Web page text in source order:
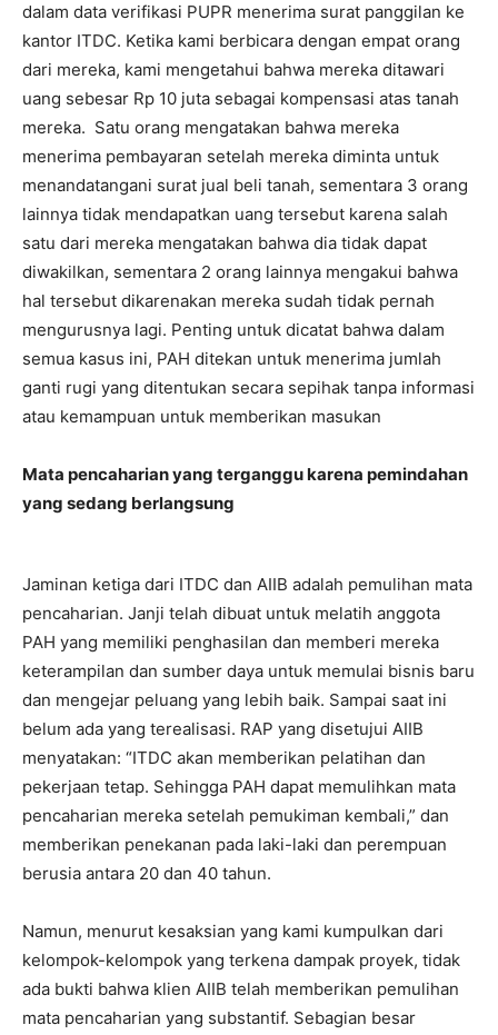
dalam data verifikasi PUPR menerima surat panggilan ke
kantor ITDC. Ketika kami berbicara dengan empat orang
dari mereka, kami mengetahui bahwa mereka ditawari
uang sebesar Rp 10 juta sebagai kompensasi atas tanah
mereka. Satu orang mengatakan bahwa mereka
menerima pembayaran setelah mereka diminta untuk
menandatangani surat jual beli tanah, sementara 3 orang
lainnya tidak mendapatkan uang tersebut karena salah
satu dari mereka mengatakan bahwa dia tidak dapat
diwakilkan, sementara 2 orang lainnya mengakui bahwa
hal tersebut dikarenakan mereka sudah tidak pernah
mengurusnya lagi. Penting untuk dicatat bahwa dalam
semua kasus ini, PAH ditekan untuk menerima jumlah
ganti rugi yang ditentukan secara sepihak tanpa informasi
atau kemampuan untuk memberikan masukan
Mata pencaharian yang terganggu karena pemindahan
yang sedang berlangsung
Jaminan ketiga dari ITDC dan AIIB adalah pemulihan mata
pencaharian. Janji telah dibuat untuk melatih anggota
PAH yang memiliki penghasilan dan memberi mereka
keterampilan dan sumber daya untuk memulai bisnis baru
dan mengejar peluang yang lebih baik. Sampai saat ini
belum ada yang terealisasi. RAP yang disetujui AIIB
menyatakan: “ITDC akan memberikan pelatihan dan
pekerjaan tetap. Sehingga PAH dapat memulihkan mata
pencaharian mereka setelah pemukiman kembali,” dan
memberikan penekanan pada laki-laki dan perempuan
berusia antara 20 dan 40 tahun.
Namun, menurut kesaksian yang kami kumpulkan dari
kelompok-kelompok yang terkena dampak proyek, tidak
ada bukti bahwa klien AIIB telah memberikan pemulihan
mata pencaharian yang substantif. Sebagian besar